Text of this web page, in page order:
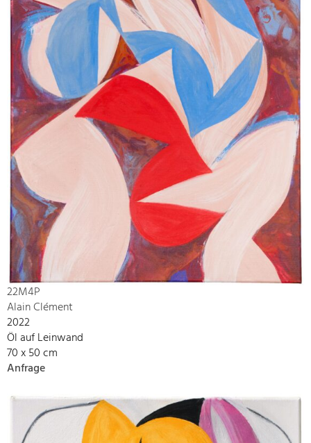
22M4P
Alain Clément
2022
Öl auf Leinwand
70 x 50 cm
Anfrage